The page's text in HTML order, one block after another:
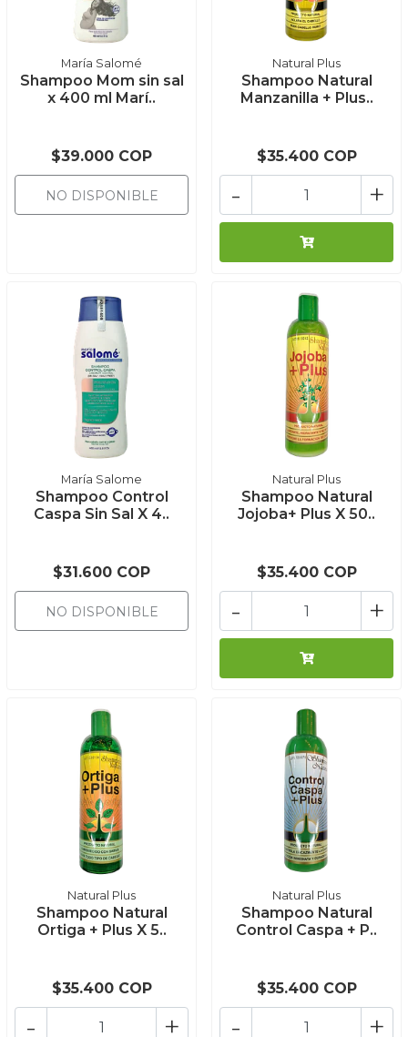
María Salomé
Shampoo Mom sin sal
x 400 ml Marí..
$39.000 COP
NO DISPONIBLE
Natural Plus
Shampoo Natural
Manzanilla + Plus..
$35.400 COP
+
-
María Salome
Shampoo Control
Caspa Sin Sal X 4..
$31.600 COP
NO DISPONIBLE
Natural Plus
Shampoo Natural
Jojoba+ Plus X 50..
$35.400 COP
+
-
Natural Plus
Shampoo Natural
Ortiga + Plus X 5..
$35.400 COP
+
-
Natural Plus
Shampoo Natural
Control Caspa + P..
$35.400 COP
+
-